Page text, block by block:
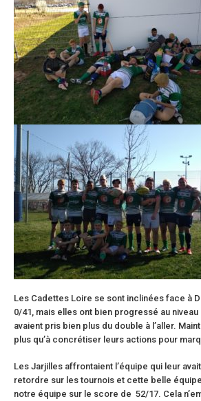
Les Cadettes Loire se sont inclinées face à
0/41, mais elles ont bien progressé au
avaient pris bien plus du double à l’aller.
plus qu’à concrétiser leurs actions pour
Les Jarjilles affrontaient l’équipe qui leur
retordre sur les tournois et cette belle équipe
notre équipe sur le score de 52/17. Cela